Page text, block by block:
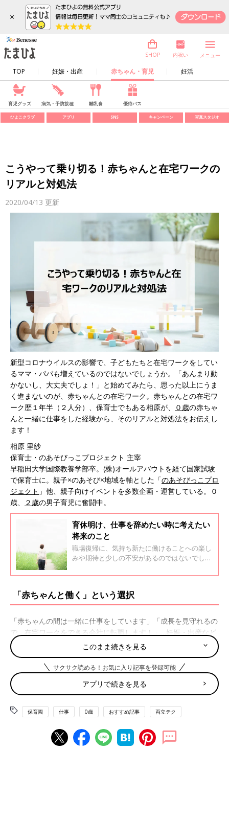
×
TOP 妊娠・出産 赤ちゃん・育児 妊活
SHOP 内祝い メニュー
育児グッズ 病気・予防接種 離乳食 優待パス
ひよこクラブ アプリ SNS キャンペーン 写真スタジオ
こうやって乗り切る！赤ちゃんと在宅ワークの
リアルと対処法
2020/04/13 更新
新型コロナウイルスの影響で、子どもたちと在宅ワークをしてい
るママ・パパも増えているのではないでしょうか。「あんまり動
かないし、大丈夫でしょ！」と始めてみたら、思った以上にうま
く進まないのが、赤ちゃんとの在宅ワーク。赤ちゃんとの在宅ワ
ーク歴１年半（２人分）、保育士でもある相原が、
０歳の赤ちゃ
んと一緒に仕事をした経験から、そのリアルと対処法をお伝えし
ます！
相原 里紗
保育士・のあそびっこプロジェクト 主宰
早稲田大学国際教養学部卒。(株)オールアバウトを経て国家試験
で保育士に。親子×のあそび×地域を軸とした「のあそびっこプロ
ジェクト 」他、親子向けイベントを多数企画・運営している。０
歳、
２歳の男子育児に奮闘中。
育休明け、仕事を辞めたい時に考えたい
将来のこと
職場復帰に、気持ち新たに働けることへの楽し
みや期待と少しの不安があるのではないでしょ
バランス」等の言葉が日常的に使われるように
えられず、つい仕事をやめたいと思うときもあ
ります。
「赤ちゃんと働く」という選択
「赤ちゃんの間は一緒に仕事をしています」「成長を見守れるの
で、在宅ワークをできる会社に転職します！」…妊娠・出産など
のライフステージが変わる時に選んだり、新型コロナウイルスの
影響で在宅ワークを余儀なくされている人も多いのではないでし
かくいう私は、第一子出産のタイミングで
勤務をやめて、
フリーランスの保育士として働くことを決めた一人です。主に在
イベントの企画運営などの仕事をしており、長男と次男、２人の
子どもと一緒にいられて、さらに自分のキャリアも途切れさせな
このまま続きを見る
サクサク読める！お気に入り記事を登録可能
アプリで続きを見る
保育園 仕事 0歳 おすすめ記事 両立テク